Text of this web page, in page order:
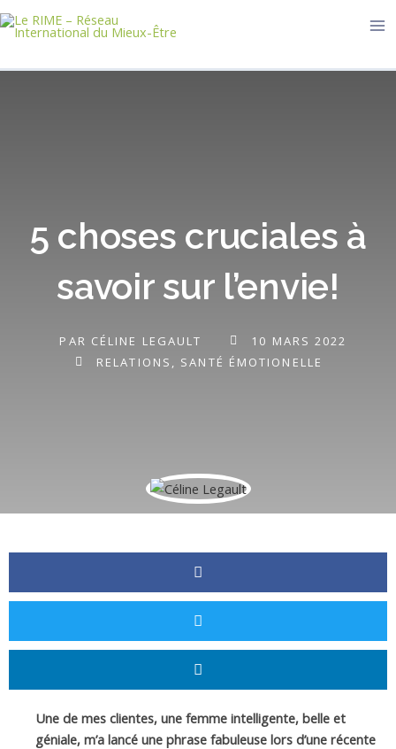
Aller
au
5 choses cruciales à
savoir sur l’envie!
PAR CÉLINE LEGAULT
10 MARS 2022
RELATIONS , SANTÉ ÉMOTIONELLE
Une de mes clientes, une femme intelligente, belle et
géniale, m’a lancé une phrase fabuleuse lors d’une récente